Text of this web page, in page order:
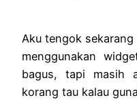
Aku tengok
menggunakan
bagus, tapi masih
korang tau kalau